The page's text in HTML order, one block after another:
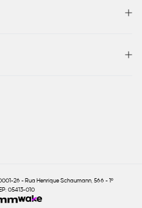
26 - Rua Henrique Schaumann, 566 - 1º
05413-010